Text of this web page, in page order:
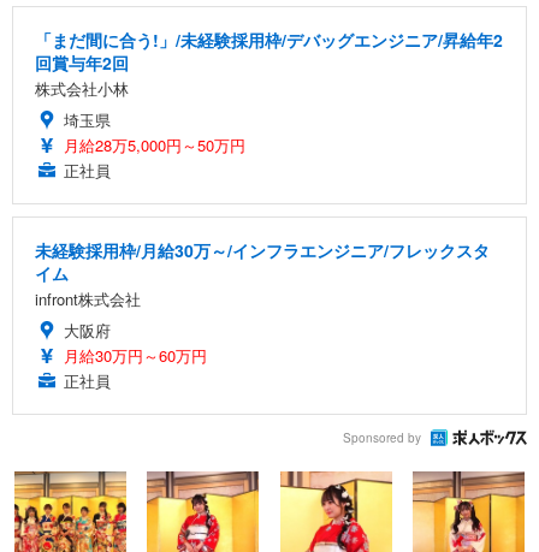
「まだ間に合う!」/未経験採用枠/デバッグエンジニア/昇給年2
回賞与年2回
株式会社小林
埼玉県
月給28万5,000円～50万円
正社員
未経験採用枠/月給30万～/インフラエンジニア/フレックスタ
イム
infront株式会社
大阪府
月給30万円～60万円
正社員
Sponsored by